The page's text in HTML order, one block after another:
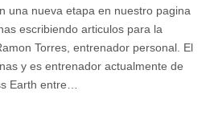
una nueva etapa en nuestro pagina
escribiendo articulos para la
Torres, entrenador personal. El
y es entrenador actualmente de
Earth entre…